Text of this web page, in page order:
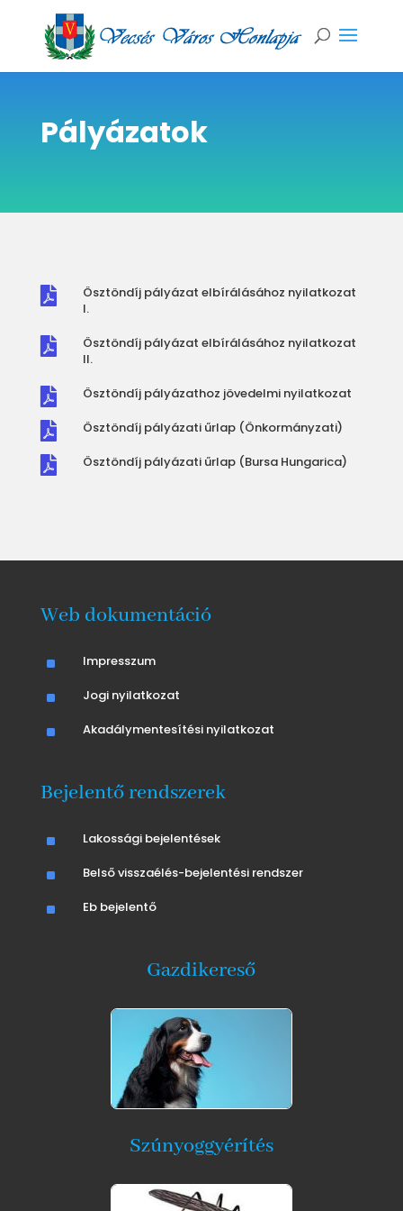
Pályázatok

Ösztöndíj pályázat elbírálásához nyilatkozat
I.

Ösztöndíj pályázat elbírálásához nyilatkozat
II.
 Ösztöndíj pályázathoz jövedelmi nyilatkozat
 Ösztöndíj pályázati űrlap (Önkormányzati)
 Ösztöndíj pályázati űrlap (Bursa Hungarica)
Web dokumentáció
^ Impresszum
^ Jogi nyilatkozat
^ Akadálymentesítési nyilatkozat
Bejelentő rendszerek
^ Lakossági bejelentések
^ Belső visszaélés-bejelentési rendszer
^ Eb bejelentő
Gazdikereső
Szúnyoggyérítés